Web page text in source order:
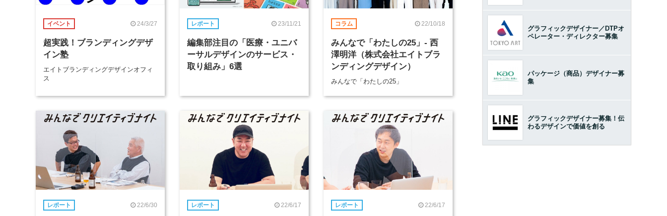
イベント 24/3/27
超実践！ブランディングデザ
イン塾
エイトブランディングデザインオフィ
ス
レポート 23/11/21
編集部注目の「医療・ユニバ
ーサルデザインのサービス・
取り組み」6選
コラム 22/10/18
みんなで「わたしの25」- 西
澤明洋（株式会社エイトブラ
ンディングデザイン）
みんなで「わたしの25」
レポート 22/6/30 レポート 22/6/17 レポート 22/6/17
グラフィックデザイナー／DTPオ
ペレーター・ディレクター募集
パッケージ（商品）デザイナー募
集
グラフィックデザイナー募集！伝
わるデザインで価値を創る